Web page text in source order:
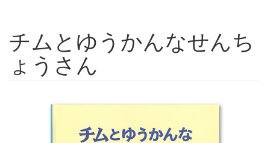
チムとゆうかんなせんち
ょうさん